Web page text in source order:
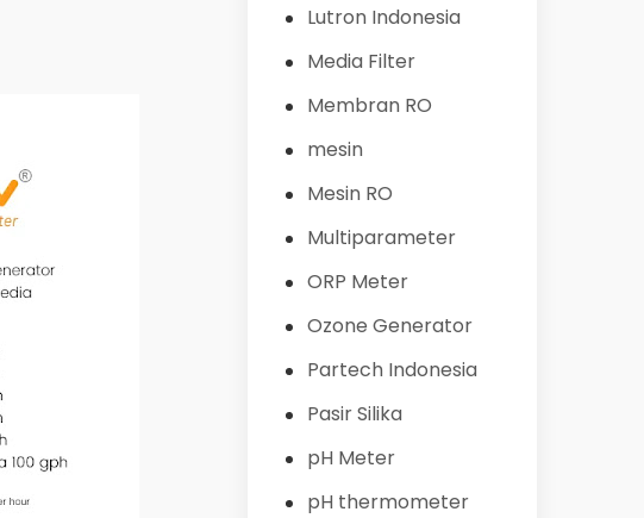
Lutron Indonesia
Media Filter
Membran RO
mesin
Mesin RO
Multiparameter
ORP Meter
Ozone Generator
Partech Indonesia
Pasir Silika
pH Meter
pH thermometer